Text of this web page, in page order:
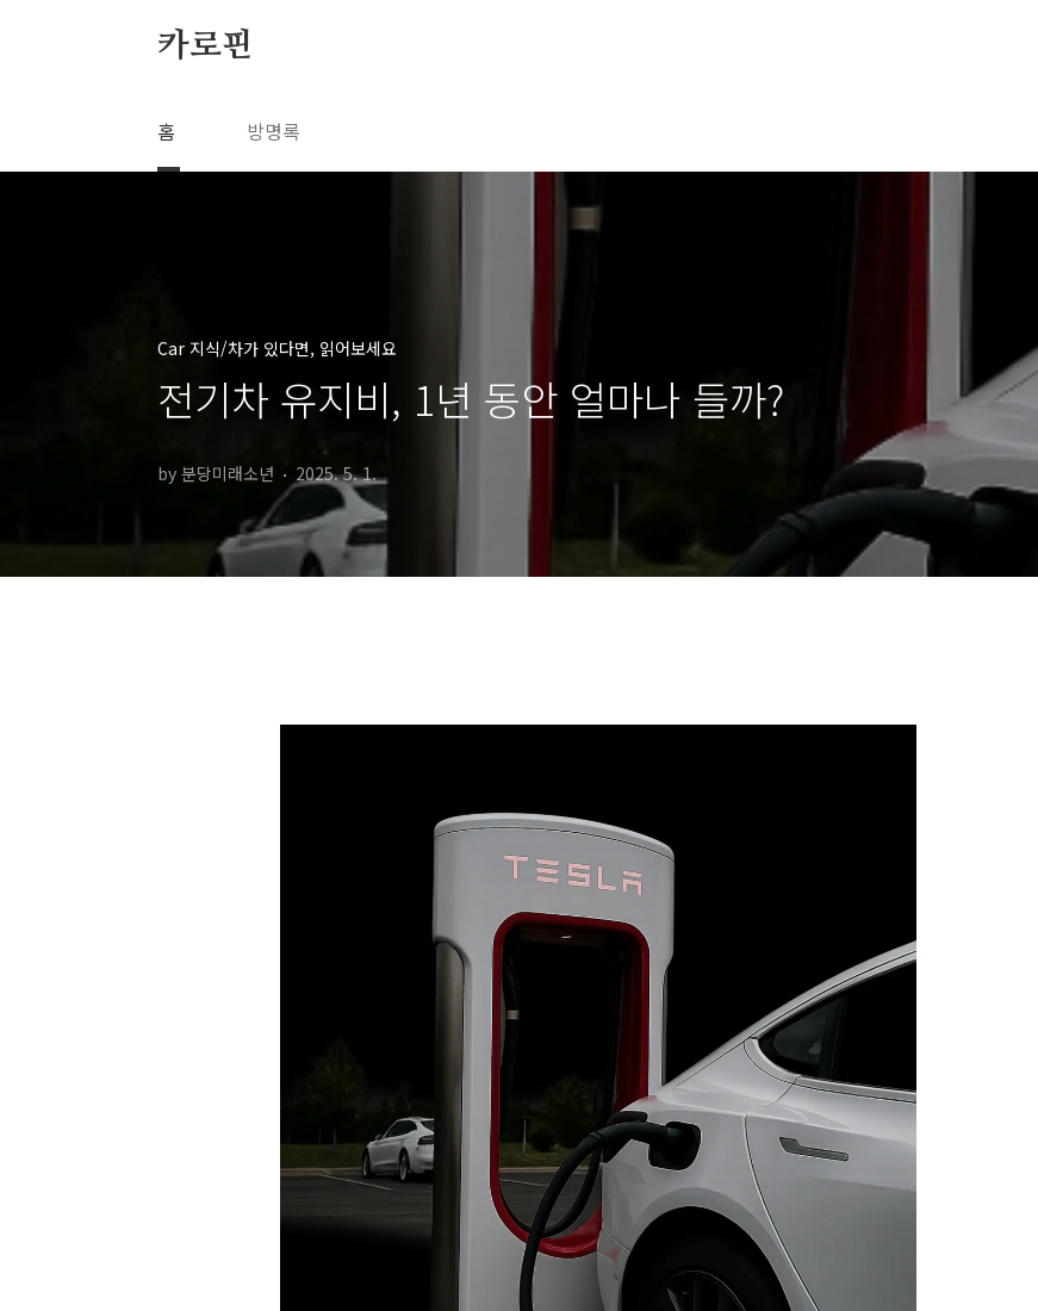
카로핀
홈 방명록
Car 지식/차가 있다면, 읽어보세요
전기차 유지비, 1년 동안 얼마나 들까?
by 분당미래소년 2025. 5. 1.